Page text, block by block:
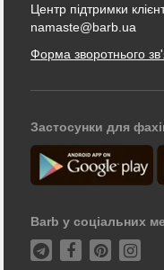
Центр підтримки
namaste@barb.ua
Форма зворотнього
Застосунки для
Barb у соціальних